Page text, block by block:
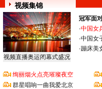
视频集锦
视频直播奥运闭幕式盛况
冠军面
·中国女
·中国女
·蹦床美
绚丽烟火点亮璀璨夜空
群星唱响一曲我爱北京